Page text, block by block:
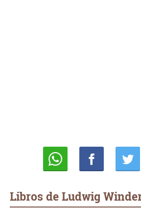
Libros de Ludwig